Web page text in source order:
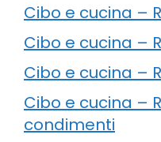
Cibo e cucina –
Cibo e cucina –
Cibo e cucina –
Cibo e cucina –
condimenti